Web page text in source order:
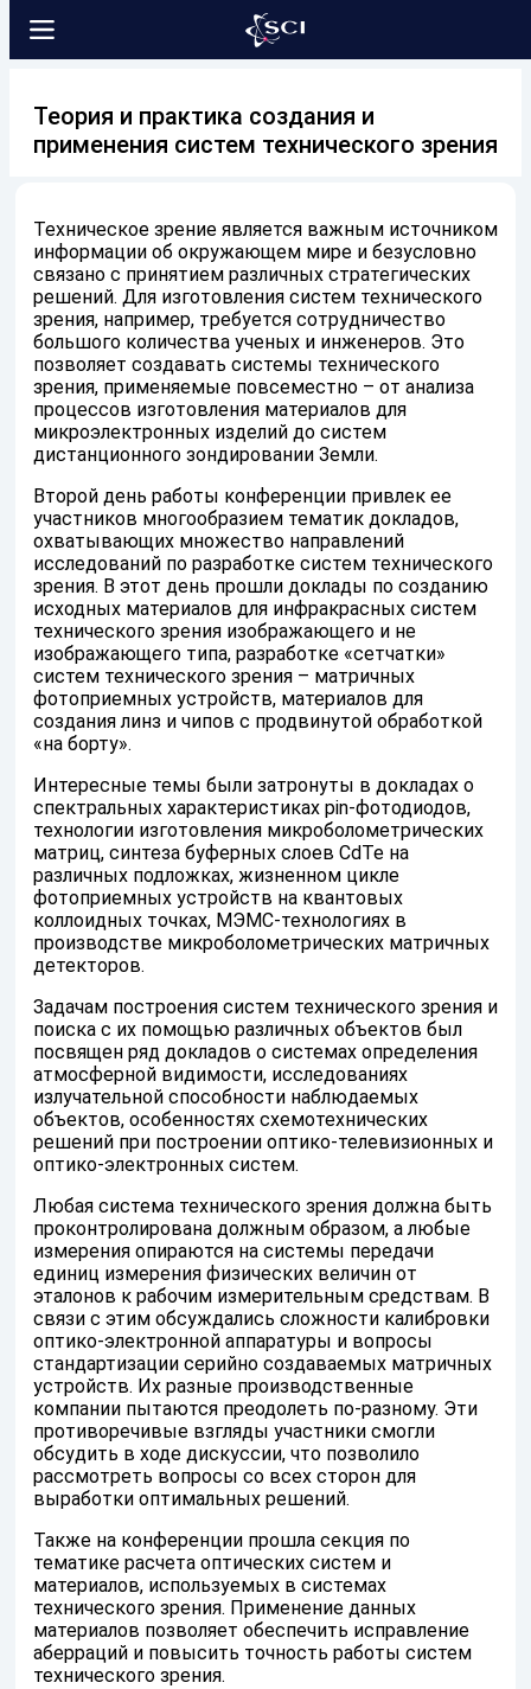
Теория и практика создания и
применения систем технического зрения
Техническое зрение является важным источником
информации об окружающем мире и безусловно
связано с принятием различных стратегических
решений. Для изготовления систем технического
зрения, например, требуется сотрудничество
большого количества ученых и инженеров. Это
позволяет создавать системы технического
зрения, применяемые повсеместно – от анализа
процессов изготовления материалов для
микроэлектронных изделий до систем
дистанционного зондировании Земли.
Второй день работы конференции привлек ее
участников многообразием тематик докладов,
охватывающих множество направлений
исследований по разработке систем технического
зрения. В этот день прошли доклады по созданию
исходных материалов для инфракрасных систем
технического зрения изображающего и не
изображающего типа, разработке «сетчатки»
систем технического зрения – матричных
фотоприемных устройств, материалов для
создания линз и чипов с продвинутой обработкой
«на борту».
Интересные темы были затронуты в докладах о
спектральных характеристиках pin-фотодиодов,
технологии изготовления микроболометрических
матриц, синтеза буферных слоев CdTe на
различных подложках, жизненном цикле
фотоприемных устройств на квантовых
коллоидных точках, МЭМС-технологиях в
производстве микроболометрических матричных
детекторов.
Задачам построения систем технического зрения и
поиска с их помощью различных объектов был
посвящен ряд докладов о системах определения
атмосферной видимости, исследованиях
излучательной способности наблюдаемых
объектов, особенностях схемотехнических
решений при построении оптико-телевизионных и
оптико-электронных систем.
Любая система технического зрения должна быть
проконтролирована должным образом, а любые
измерения опираются на системы передачи
единиц измерения физических величин от
эталонов к рабочим измерительным средствам. В
связи с этим обсуждались сложности калибровки
оптико-электронной аппаратуры и вопросы
стандартизации серийно создаваемых матричных
устройств. Их разные производственные
компании пытаются преодолеть по-разному. Эти
противоречивые взгляды участники смогли
обсудить в ходе дискуссии, что позволило
рассмотреть вопросы со всех сторон для
выработки оптимальных решений.
Также на конференции прошла секция по
тематике расчета оптических систем и
материалов, используемых в системах
технического зрения. Применение данных
материалов позволяет обеспечить исправление
аберраций и повысить точность работы систем
технического зрения.